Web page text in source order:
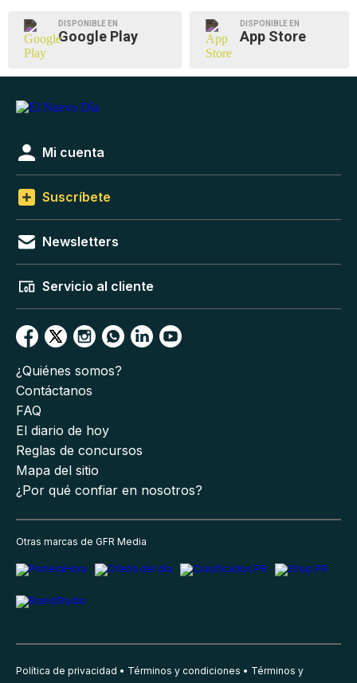
DISPONIBLE EN
Google Play
DISPONIBLE EN
App Store
Mi cuenta
Suscríbete
Newsletters
Servicio al cliente
¿Quiénes somos?
Contáctanos
FAQ
El diario de hoy
Reglas de concursos
Mapa del sitio
¿Por qué confiar en nosotros?
Otras marcas de GFR Media
Política de privacidad Términos y condiciones Términos y